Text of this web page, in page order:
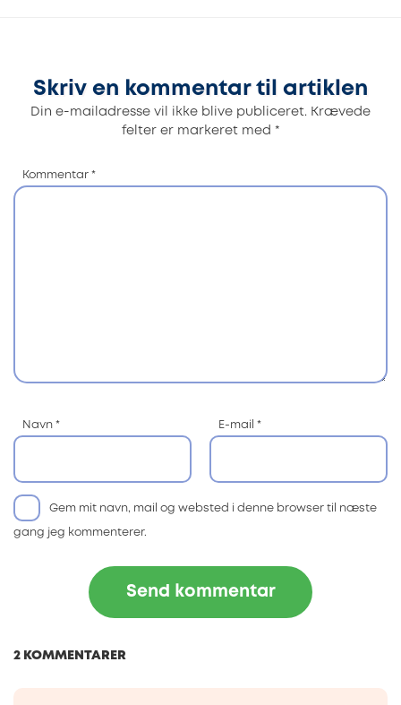
Skriv en kommentar til artiklen
Din e-mailadresse vil ikke blive publiceret. Krævede
felter er markeret med *
Kommentar *
Navn * E-mail *
Gem mit navn, mail og websted i denne browser til næste
gang jeg kommenterer.
2 KOMMENTARER